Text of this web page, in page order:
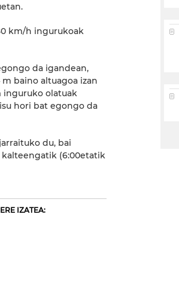
km/h ingurukoak
da igandean,
baino altuagoa izan
inguruko olatuak
hori bat egongo da
du, bai
kalteengatik (6:00etatik
IZATEA: